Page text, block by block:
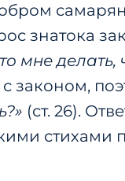
знатока
мне
законом,
(ст. 26).
стихами